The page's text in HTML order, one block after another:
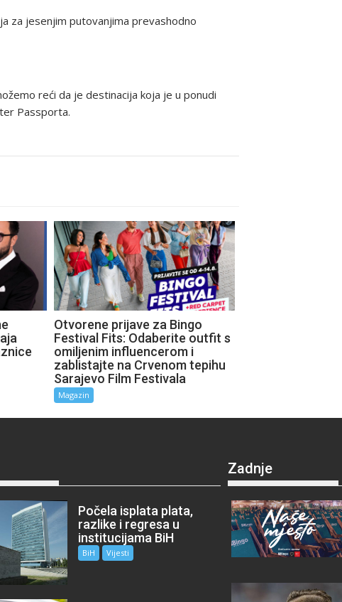
za jesenjim putovanjima prevashodno
reći da je destinacija koja je u ponudi
Passporta.
Otvorene prijave za Bingo
Festival Fits: Odaberite outfit s
omiljenim influencerom i
zablistajte na Crvenom tepihu
Sarajevo Film Festivala
Magazin
Počela isplata plata,
razlike i regresa u
institucijama BiH
BiH Vijesti
Zadnje